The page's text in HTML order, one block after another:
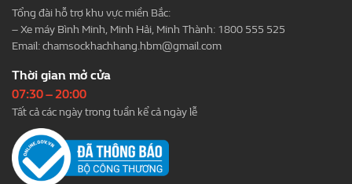
Tổng đài hỗ trợ khu vực miền Bắc:
– Xe máy Bình Minh, Minh Hải, Minh Thành: 1800 555 525
Email:chamsockhachhang.hbm@gmail.com
Thời gian mở cửa
07:30 – 20:00
Tất cả các ngày trong tuần kể cả ngày lễ